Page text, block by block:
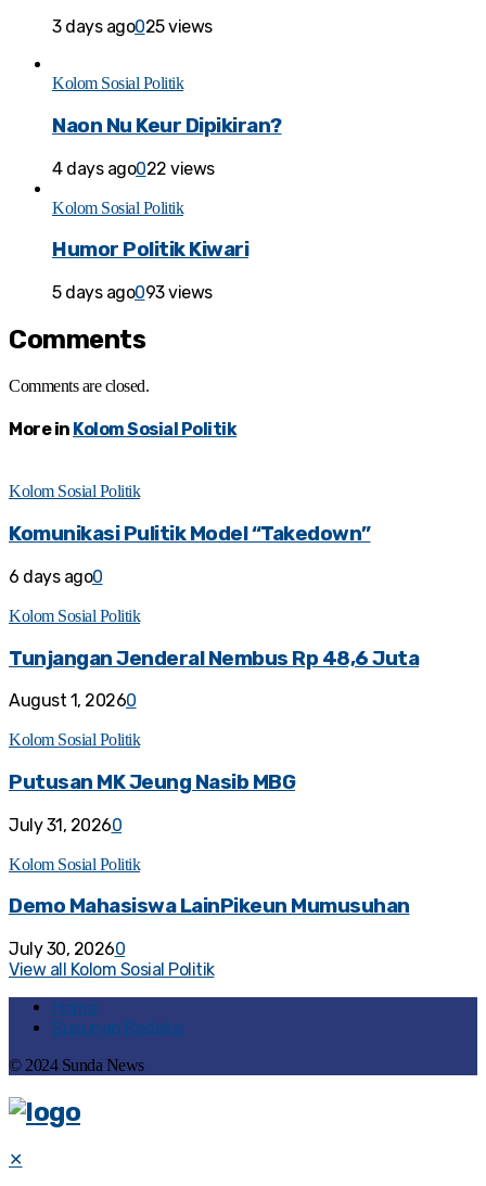
3 days ago025 views
Kolom Sosial Politik
Naon Nu Keur Dipikiran?
4 days ago022 views
Kolom Sosial Politik
Humor Politik Kiwari
5 days ago093 views
Comments
Comments are closed.
More in Kolom Sosial Politik
Kolom Sosial Politik
Komunikasi Pulitik Model “Takedown”
6 days ago0
Kolom Sosial Politik
Tunjangan Jenderal Nembus Rp 48,6 Juta
August 1, 20260
Kolom Sosial Politik
Putusan MK Jeung Nasib MBG
July 31, 20260
Kolom Sosial Politik
Demo Mahasiswa LainPikeun Mumusuhan
July 30, 20260
View all Kolom Sosial Politik
Home
Susunan Redaksi
© 2024 Sunda News
✕